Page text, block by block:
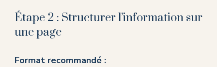
Étape 2 : Structurer l’information sur
une page
Format recommandé :